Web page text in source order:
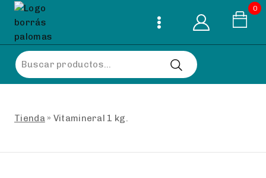
Skip
content
0
Buscar
por:
Tienda » Vitamineral 1 kg.